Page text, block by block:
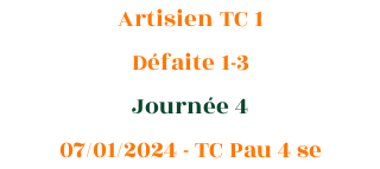
Artisien TC 1
Défaite 1-3
Journée 4
07/01/2024 - TC Pau 4 se